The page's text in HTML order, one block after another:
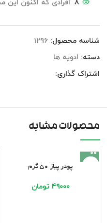
8 افرادی که اکنون این
شناسه محصول: 1296
دسته: ادویه ها
اشتراک گذاری:
محصولات مشابه
پودر پیاز ۵۰ گرم
۴۹۰۰۰ تومان